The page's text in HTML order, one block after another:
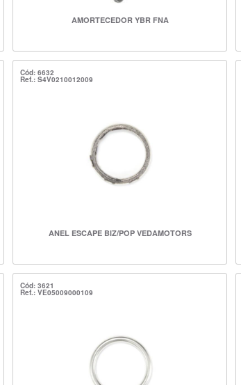
AMORTECEDOR YBR FNA
Cód: 6632
Ref.: S4V0210012009
ANEL ESCAPE BIZ/POP VEDAMOTORS
Cód: 3621
Ref.: VE05009000109